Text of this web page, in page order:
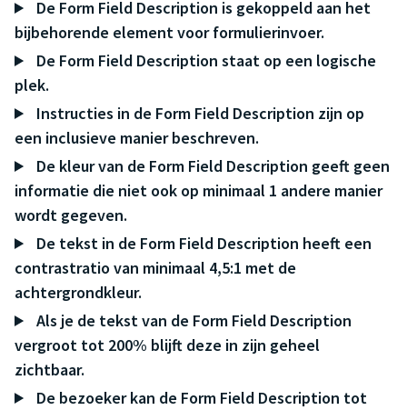
De Form Field Description is gekoppeld aan het
bijbehorende element voor formulierinvoer.
De Form Field Description staat op een logische
plek.
Instructies in de Form Field Description zijn op
een inclusieve manier beschreven.
De kleur van de Form Field Description geeft geen
informatie die niet ook op minimaal 1 andere manier
wordt gegeven.
De tekst in de Form Field Description heeft een
contrastratio van minimaal 4,5:1 met de
achtergrondkleur.
Als je de tekst van de Form Field Description
vergroot tot 200% blijft deze in zijn geheel
zichtbaar.
De bezoeker kan de Form Field Description tot